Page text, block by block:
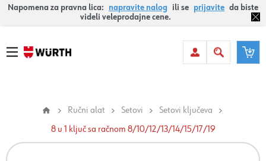
Napomena za pravna lica: napravite nalog ili se prijavite da biste
videli veleprodajne cene.
Ručni alat Setovi
Setovi ključeva
8 u 1 ključ sa račnom 8/10/12/13/14/15/17/19